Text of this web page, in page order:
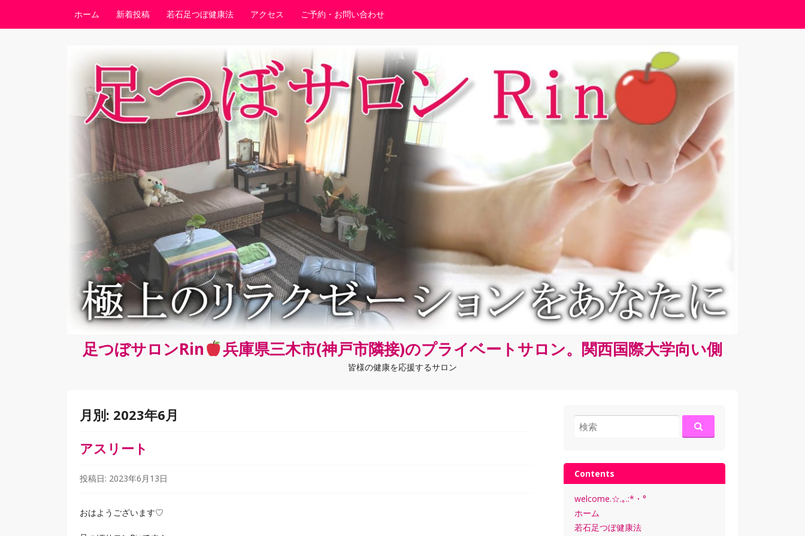
ホーム 新着投稿 若石足つぼ健康法 アクセス ご予約・お問い合わせ
足つぼサロンRin 兵庫県三木市(神戸市隣接)のプライベートサロン。関西国際大学向い側
皆様の健康を応援するサロン
月別: 2023年6月
アスリート
投稿日: 2023年6月13日
おはようございます♡
検
索:
Contents
welcome.☆.｡.:*・°
ホーム
若石足つぼ健康法